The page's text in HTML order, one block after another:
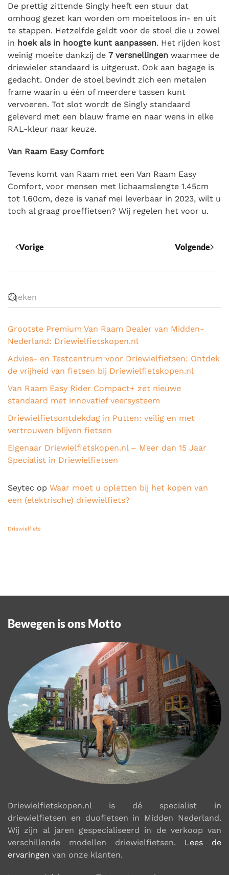
De prettig zittende Singly heeft een stuur dat
omhoog gezet kan worden om moeiteloos in- en uit
te stappen. Hetzelfde geldt voor de stoel die u zowel
in hoek als in hoogte kunt aanpassen. Het rijden kost
weinig moeite dankzij de 7 versnellingen waarmee de
driewieler standaard is uitgerust. Ook aan bagage is
gedacht. Onder de stoel bevindt zich een metalen
frame waarin u één of meerdere tassen kunt
vervoeren. Tot slot wordt de Singly standaard
geleverd met een blauw frame en naar wens in elke
RAL-kleur naar keuze.
Van Raam Easy Comfort
Tevens komt van Raam met een Van Raam Easy
Comfort, voor mensen met lichaamslengte 1.45cm
tot 1.60cm, deze is vanaf mei leverbaar in 2023, wilt u
toch al graag proeffietsen? Wij regelen het voor u.
Vorige Volgende
Grootste Premium Van Raam Dealer van Midden-
Nederland: Driewielfietskopen.nl
Advies- en Testcentrum voor Driewielfietsen: Ontdek
de vrijheid van fietsen bij Driewielfietskopen.nl
Van Raam Easy Rider Compact+ zet nieuwe
standaard met innovatief veersysteem
Driewielfietsontdekdag in Putten: veilig en met
vertrouwen blijven fietsen
Eigenaar Driewielfietskopen.nl – Meer dan 15 Jaar
Specialist in Driewielfietsen
Seytec op Waar moet u opletten bij het kopen van
een (elektrische) driewielfiets?
Driewielfiets
Bewegen is ons Motto
Driewielfietskopen.nl is dé specialist in
driewielfietsen en duofietsen in Midden Nederland.
Wij zijn al jaren gespecialiseerd in de verkoop van
verschillende modellen driewielfietsen. Lees de
ervaringen van onze klanten.